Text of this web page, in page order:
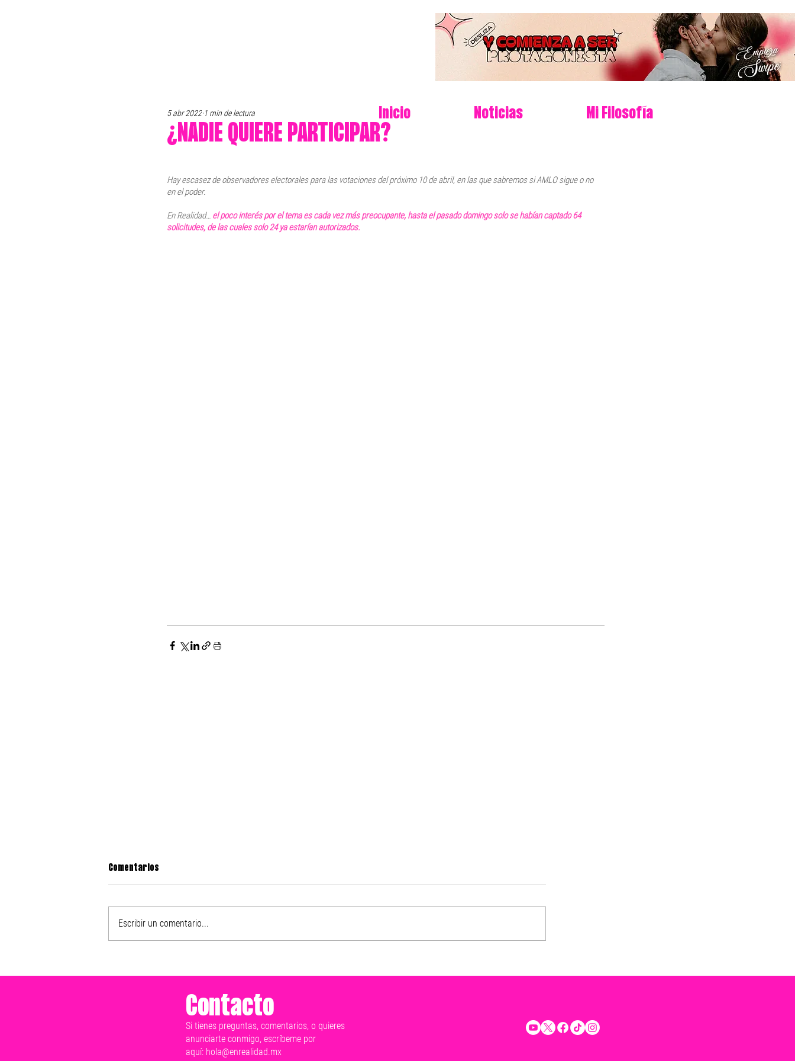
¿NADIE QUIERE PARTICIPAR?
5 abr 20221 min de lectura
Hay escasez de observadores electorales para las votaciones del próximo 10 de abril, en las que sabremos si AMLO sigue o no
en el poder.
En Realidad… el poco interés por el tema es cada vez más preocupante, hasta el pasado domingo solo se habían captado 64
solicitudes, de las cuales solo 24 ya estarían autorizados.
Tour 2025
y este 2 de junio vamos a ganar:
respetar la voluntad ciudadana
Comentarios
Escribir un comentario...
Inicio Noticias Mi Filosofía
Contacto
Si tienes preguntas, comentarios, o quieres
anunciarte conmigo, escríbeme por
aquí: hola@enrealidad.mx